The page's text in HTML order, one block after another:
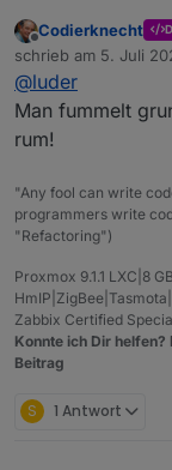
sudo apt
Hit:3
Hit:4
Reading
Offline
Codierknecht
schrieb am 5. Juli
zuletzt editiert von
@luder
Man fummelt
rum!
"Any fool can write
programmers write
"Refactoring")
Proxmox 9.1.1 LXC|8
Zabbix Certified
Konnte ich Dir
Beitrag
S 1 Antwort